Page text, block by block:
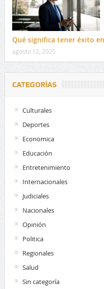
Qué significa tener éxito
agosto 12, 2025
CATEGORÍAS
Culturales
Deportes
Economica
Educación
Entretenimiento
Internacionales
Judiciales
Nacionales
Opinión
Politica
Regionales
Salud
Sin categoría